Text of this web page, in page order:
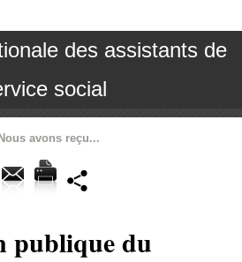
des assistants de
social
Nous avons reçu...
publique du